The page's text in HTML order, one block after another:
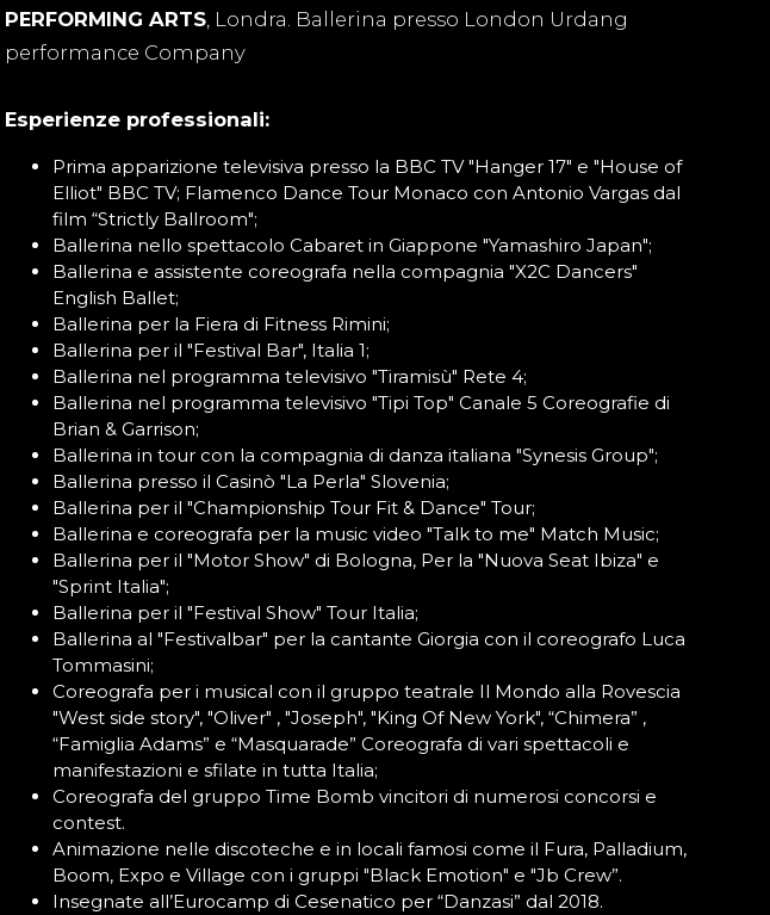
PERFORMING ARTS, Londra. Ballerina presso London Urdang
performance Company
Esperienze professionali:
Prima apparizione televisiva presso la BBC TV "Hanger 17" e "House of
Elliot" BBC TV; Flamenco Dance Tour Monaco con Antonio Vargas dal
film “Strictly Ballroom";
Ballerina nello spettacolo Cabaret in Giappone "Yamashiro Japan";
Ballerina e assistente coreografa nella compagnia "X2C Dancers"
English Ballet;
Ballerina per la Fiera di Fitness Rimini;
Ballerina per il "Festival Bar", Italia 1;
Ballerina nel programma televisivo "Tiramisù" Rete 4;
Ballerina nel programma televisivo "Tipi Top" Canale 5 Coreografie di
Brian & Garrison;
Ballerina in tour con la compagnia di danza italiana "Synesis Group";
Ballerina presso il Casinò "La Perla" Slovenia;
Ballerina per il "Championship Tour Fit & Dance" Tour;
Ballerina e coreografa per la music video "Talk to me" Match Music;
Ballerina per il "Motor Show" di Bologna, Per la "Nuova Seat Ibiza" e
"Sprint Italia";
Ballerina per il "Festival Show" Tour Italia;
Ballerina al "Festivalbar" per la cantante Giorgia con il coreografo Luca
Tommasini;
Coreografa per i musical con il gruppo teatrale Il Mondo alla Rovescia
"West side story", "Oliver" , "Joseph", "King Of New York", “Chimera” ,
“Famiglia Adams” e “Masquarade” Coreografa di vari spettacoli e
manifestazioni e sfilate in tutta Italia;
Coreografa del gruppo Time Bomb vincitori di numerosi concorsi e
contest.
Animazione nelle discoteche e in locali famosi come il Fura, Palladium,
Boom, Expo e Village con i gruppi "Black Emotion" e "Jb Crew”.
Insegnate all’Eurocamp di Cesenatico per “Danzasi” dal 2018.